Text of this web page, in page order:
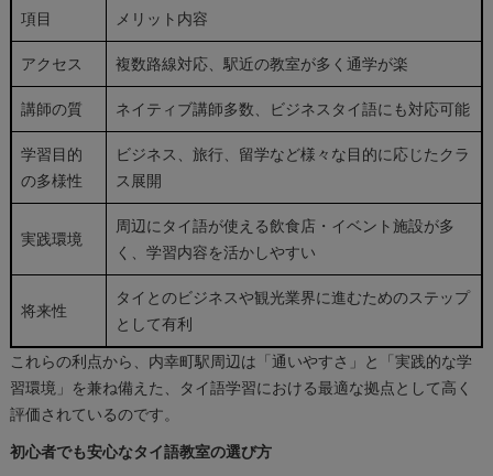
項目 メリット内容
アクセス 複数路線対応、駅近の教室が多く通学が楽
講師の質 ネイティブ講師多数、ビジネスタイ語にも対応可能
学習目的
の多様性
ビジネス、旅行、留学など様々な目的に応じたクラ
ス展開
実践環境
周辺にタイ語が使える飲食店・イベント施設が多
く、学習内容を活かしやすい
将来性
タイとのビジネスや観光業界に進むためのステップ
として有利
これらの利点から、内幸町駅周辺は「通いやすさ」と「実践的な学
習環境」を兼ね備えた、タイ語学習における最適な拠点として高く
評価されているのです。
初心者でも安心なタイ語教室の選び方